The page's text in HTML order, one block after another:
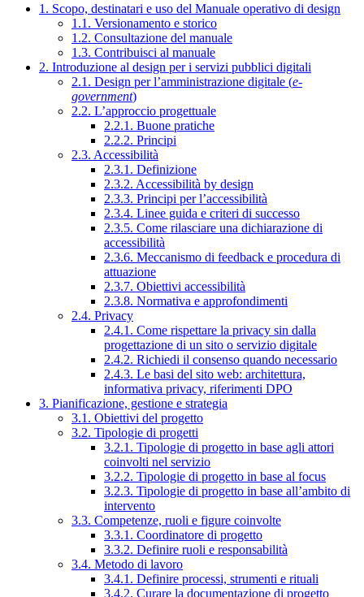
1. Scopo, destinatari e uso del Manuale operativo di design
1.1. Versionamento e storico
1.2. Consultazione del manuale
1.3. Contribuisci al manuale
2. Introduzione al design per i servizi pubblici digitali
2.1. Design per l’amministrazione digitale (e-
government)
2.2. L’approccio progettuale
2.2.1. Buone pratiche
2.2.2. Principi
2.3. Accessibilità
2.3.1. Definizione
2.3.2. Accessibilità by design
2.3.3. Principi per l’accessibilità
2.3.4. Linee guida e criteri di successo
2.3.5. Come rilasciare una dichiarazione di
accessibilità
2.3.6. Meccanismo di feedback e procedura di
attuazione
2.3.7. Obiettivi accessibilità
2.3.8. Normativa e approfondimenti
2.4. Privacy
2.4.1. Come rispettare la privacy sin dalla
progettazione di un sito o servizio digitale
2.4.2. Richiedi il consenso quando necessario
2.4.3. Le basi del sito web: architettura,
informativa privacy, riferimenti DPO
3. Pianificazione, gestione e strategia
3.1. Obiettivi del progetto
3.2. Tipologie di progetti
3.2.1. Tipologie di progetto in base agli attori
coinvolti nel servizio
3.2.2. Tipologie di progetto in base al focus
3.2.3. Tipologie di progetto in base all’ambito di
intervento
3.3. Competenze, ruoli e figure coinvolte
3.3.1. Coordinatore di progetto
3.3.2. Definire ruoli e responsabilità
3.4. Metodo di lavoro
3.4.1. Definire processi, strumenti e rituali
3.4.2. Curare la documentazione di progetto